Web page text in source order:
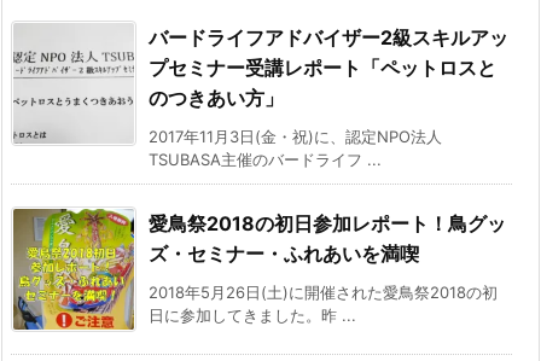
バードライフアドバイザー2級スキルアッ
プセミナー受講レポート「ペットロスと
のつきあい方」
2017年11月3日(金・祝)に、認定NPO法人
TSUBASA主催のバードライフ ...
愛鳥祭2018の初日参加レポート！鳥グッ
ズ・セミナー・ふれあいを満喫
2018年5月26日(土)に開催された愛鳥祭2018の初
日に参加してきました。昨 ...